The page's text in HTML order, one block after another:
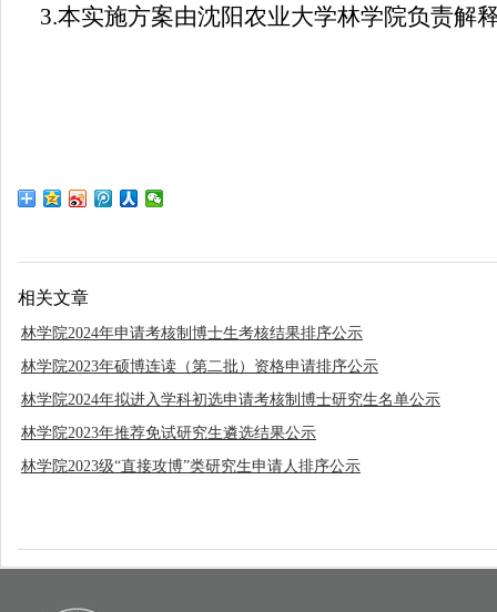
3.本实施方案由沈阳农业大学林学院负责解
相关文章
林学院2024年申请考核制博士生考核结果排序公示
林学院2023年硕博连读（第二批）资格申请排序公示
林学院2024年拟进入学科初选申请考核制博士研究生名单公示
林学院2023年推荐免试研究生遴选结果公示
林学院2023级“直接攻博”类研究生申请人排序公示